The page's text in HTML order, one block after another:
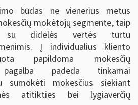
būdas ne vienerius metus
mokėtojų segmente, taip
su didelės vertės turtu
Į individualius kliento
papildoma mokesčių
pagalba padeda tinkamai
sumokėti mokesčius siekiant
atitikties bei lygiaverčių